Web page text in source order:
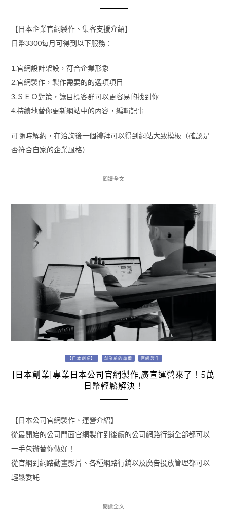
【日本企業官網製作、集客支援介紹】
日幣3300每月可得到以下服務：
1.官網設計架設，符合企業形象
2.官網製作，製作需要的的選項項目
3.ＳＥＯ對策，讓目標客群可以更容易的找到你
4.持續地替你更新網站中的內容，編輯記事
可隨時解約，在洽詢後一個禮拜可以得到網站大致模板（確認是
否符合自家的企業風格）
閱讀全文
【日本創業】 創業前的準備 官網製作
[日本創業]專業日本公司官網製作,廣宣運營來了！5萬
日幣輕鬆解決！
【日本公司官網製作、運營介紹】
從最開始的公司門面官網製作到後續的公司網路行銷全部都可以
一手包辦替你做好！
從官網到網路動畫影片、各種網路行銷以及廣告投放管理都可以
輕鬆委託
閱讀全文